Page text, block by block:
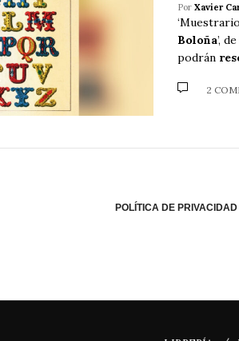
Por Xavier
Boloña’,
podrán
2
POLÍTICA DE PRIVACIDAD